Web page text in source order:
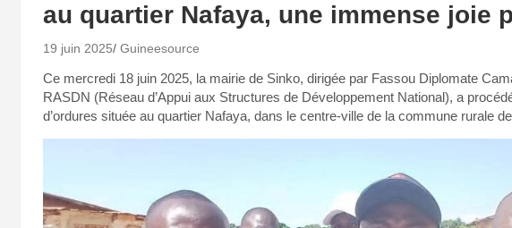
au quartier Nafaya, une immense joie
19 juin 2025 Guineesource
Ce mercredi 18 juin 2025, la mairie de Sinko, dirigée par Fassou Diplomate
RASDN (Réseau d’Appui aux Structures de Développement National), a
d’ordures située au quartier Nafaya, dans le centre-ville de la commune rurale